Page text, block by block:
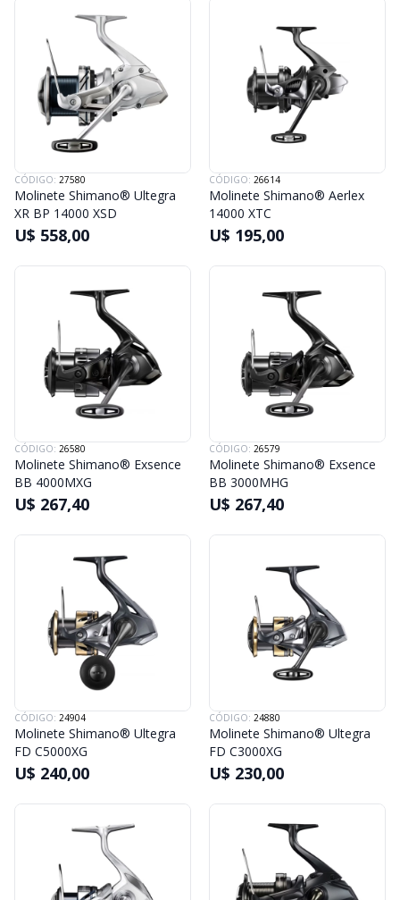
CÓDIGO: 27580
Molinete Shimano® Ultegra
XR BP 14000 XSD
U$ 558,00
CÓDIGO: 26614
Molinete Shimano® Aerlex
14000 XTC
U$ 195,00
CÓDIGO: 26580
Molinete Shimano® Exsence
BB 4000MXG
U$ 267,40
CÓDIGO: 26579
Molinete Shimano® Exsence
BB 3000MHG
U$ 267,40
CÓDIGO: 24904
Molinete Shimano® Ultegra
FD C5000XG
U$ 240,00
CÓDIGO: 24880
Molinete Shimano® Ultegra
FD C3000XG
U$ 230,00